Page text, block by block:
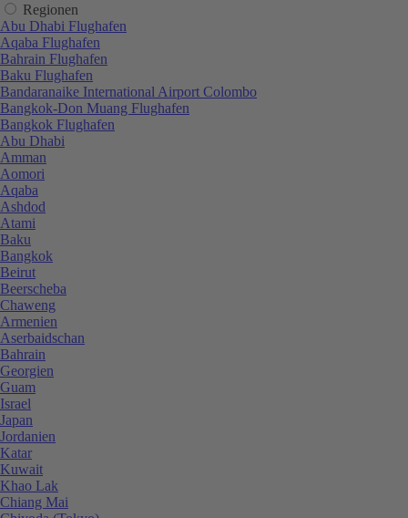
Regionen
Abu Dhabi Flughafen
Aqaba Flughafen
Bahrain Flughafen
Baku Flughafen
Bandaranaike International Airport Colombo
Bangkok-Don Muang Flughafen
Bangkok Flughafen
Abu Dhabi
Amman
Aomori
Aqaba
Ashdod
Atami
Baku
Bangkok
Beirut
Beerscheba
Chaweng
Armenien
Aserbaidschan
Bahrain
Georgien
Guam
Israel
Japan
Jordanien
Katar
Kuwait
Khao Lak
Chiang Mai